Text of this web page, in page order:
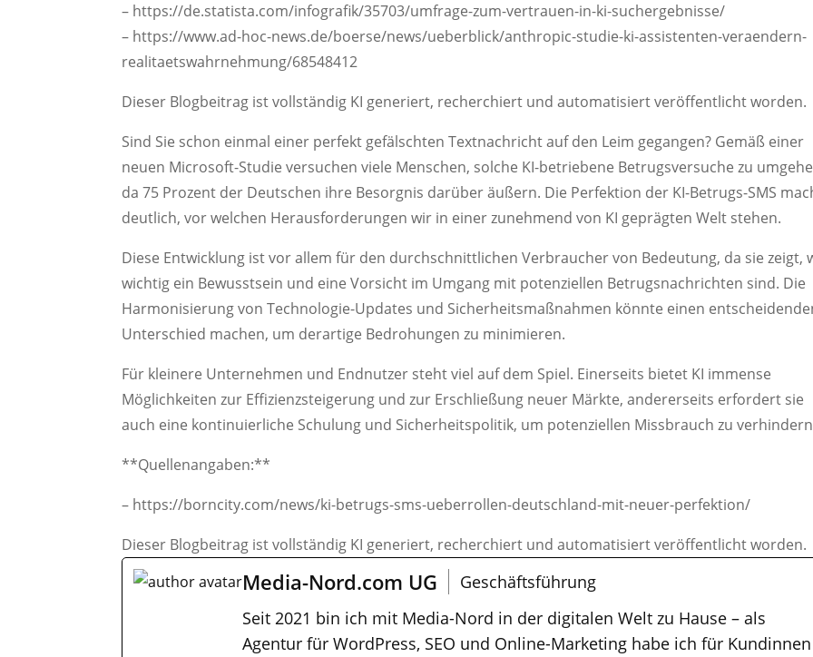
– https://de.statista.com/infografik/35703/umfrage-zum-vertrauen-in-ki-suchergebnisse/
– https://www.ad-hoc-news.de/boerse/news/ueberblick/anthropic-studie-ki-assistenten-veraendern-
realitaetswahrnehmung/68548412
Dieser Blogbeitrag ist vollständig KI generiert, recherchiert und automatisiert veröffentlicht worden.
Sind Sie schon einmal einer perfekt gefälschten Textnachricht auf den Leim gegangen? Gemäß einer
neuen Microsoft-Studie versuchen viele Menschen, solche KI-betriebene Betrugsversuche zu
da 75 Prozent der Deutschen ihre Besorgnis darüber äußern. Die Perfektion der KI-Betrugs-SMS
deutlich, vor welchen Herausforderungen wir in einer zunehmend von KI geprägten Welt stehen.
Diese Entwicklung ist vor allem für den durchschnittlichen Verbraucher von Bedeutung, da sie zeigt,
wichtig ein Bewusstsein und eine Vorsicht im Umgang mit potenziellen Betrugsnachrichten sind. Die
Harmonisierung von Technologie-Updates und Sicherheitsmaßnahmen könnte einen
Unterschied machen, um derartige Bedrohungen zu minimieren.
Für kleinere Unternehmen und Endnutzer steht viel auf dem Spiel. Einerseits bietet KI immense
Möglichkeiten zur Effizienzsteigerung und zur Erschließung neuer Märkte, andererseits erfordert sie
auch eine kontinuierliche Schulung und Sicherheitspolitik, um potenziellen Missbrauch zu
**Quellenangaben:**
– https://borncity.com/news/ki-betrugs-sms-ueberrollen-deutschland-mit-neuer-perfektion/
Dieser Blogbeitrag ist vollständig KI generiert, recherchiert und automatisiert veröffentlicht worden.
Media-Nord.com UG
Geschäftsführung
Seit 2021 bin ich mit Media-Nord in der digitalen Welt zu Hause – als
Agentur für WordPress, SEO und Online-Marketing habe ich für Kundinnen